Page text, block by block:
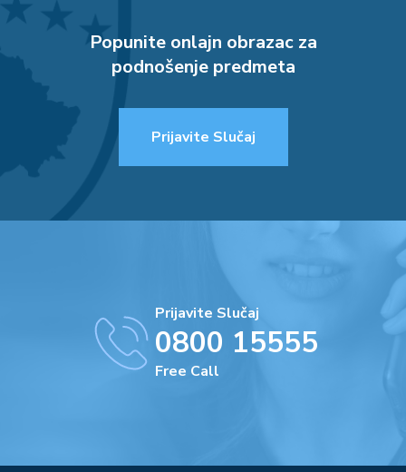
Popunite onlajn obrazac za
podnošenje predmeta
Prijavite Slučaj
Prijavite Slučaj
0800 15555
Free Call